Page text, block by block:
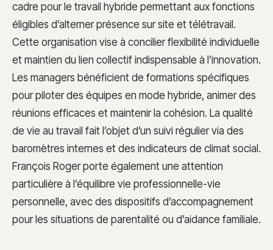
cadre pour le travail hybride permettant aux fonctions
éligibles d’alterner présence sur site et télétravail.
Cette organisation vise à concilier flexibilité individuelle
et maintien du lien collectif indispensable à l’innovation.
Les managers bénéficient de formations spécifiques
pour piloter des équipes en mode hybride, animer des
réunions efficaces et maintenir la cohésion. La qualité
de vie au travail fait l’objet d’un suivi régulier via des
baromètres internes et des indicateurs de climat social.
François Roger porte également une attention
particulière à l’équilibre vie professionnelle-vie
personnelle, avec des dispositifs d’accompagnement
pour les situations de parentalité ou d’aidance familiale.